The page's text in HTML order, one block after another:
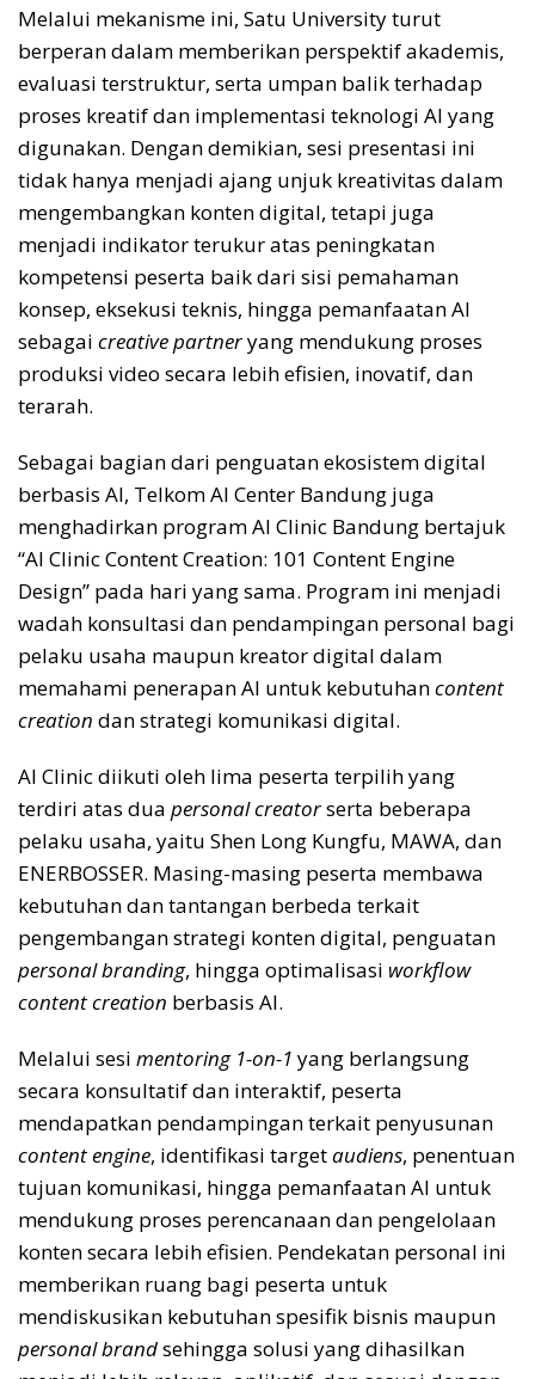
Melalui mekanisme ini, Satu University turut
berperan dalam memberikan perspektif akademis,
evaluasi terstruktur, serta umpan balik terhadap
proses kreatif dan implementasi teknologi AI yang
digunakan. Dengan demikian, sesi presentasi ini
tidak hanya menjadi ajang unjuk kreativitas dalam
mengembangkan konten digital, tetapi juga
menjadi indikator terukur atas peningkatan
kompetensi peserta baik dari sisi pemahaman
konsep, eksekusi teknis, hingga pemanfaatan AI
sebagai creative partneryang mendukung proses
produksi video secara lebih efisien, inovatif, dan
terarah.
Sebagai bagian dari penguatan ekosistem digital
berbasis AI, Telkom AI Center Bandung juga
menghadirkan program AI Clinic Bandung bertajuk
“AI Clinic Content Creation: 101 Content Engine
Design” pada hari yang sama. Program ini menjadi
wadah konsultasi dan pendampingan personal bagi
pelaku usaha maupun kreator digital dalam
memahami penerapan AI untuk kebutuhancontent
creation dan strategi komunikasi digital.
AI Clinic diikuti oleh lima peserta terpilih yang
terdiri atas dua personal creatorserta beberapa
pelaku usaha, yaitu Shen Long Kungfu, MAWA, dan
ENERBOSSER. Masing-masing peserta membawa
kebutuhan dan tantangan berbeda terkait
pengembangan strategi konten digital, penguatan
personal branding, hingga optimalisasi workflow
content creation berbasis AI.
Melalui sesi mentoring 1-on-1 yang berlangsung
secara konsultatif dan interaktif, peserta
mendapatkan pendampingan terkait penyusunan
content engine, identifikasi targetaudiens, penentuan
tujuan komunikasi, hingga pemanfaatan AI untuk
mendukung proses perencanaan dan pengelolaan
konten secara lebih efisien. Pendekatan personal ini
memberikan ruang bagi peserta untuk
mendiskusikan kebutuhan spesifik bisnis maupun
personal brandsehingga solusi yang dihasilkan